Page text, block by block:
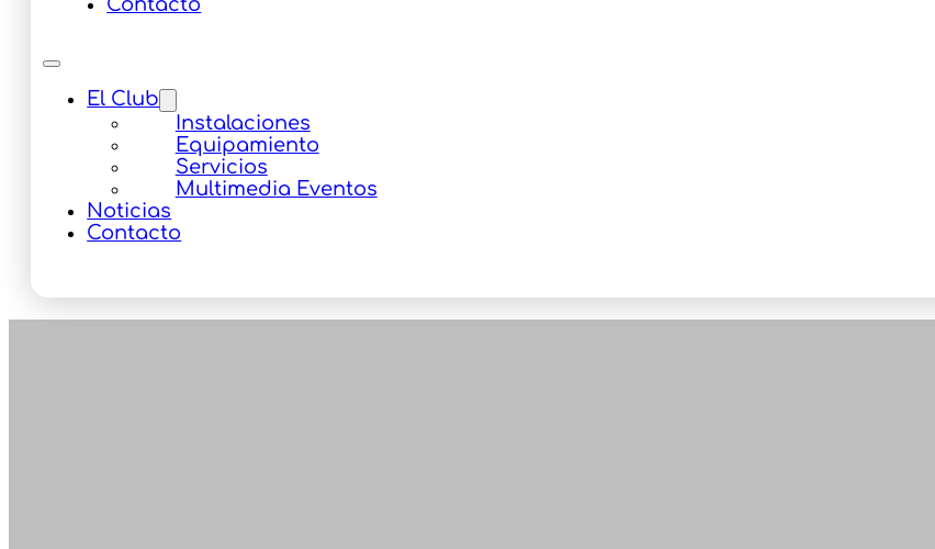
Contacto
El Club
Instalaciones
Equipamiento
Servicios
Multimedia Eventos
Noticias
Contacto